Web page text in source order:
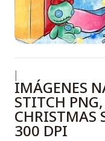
IMÁGENES
STITCH
CHRISTMAS
300 DPI